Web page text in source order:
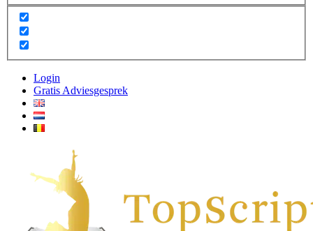
Login
Gratis Adviesgesprek